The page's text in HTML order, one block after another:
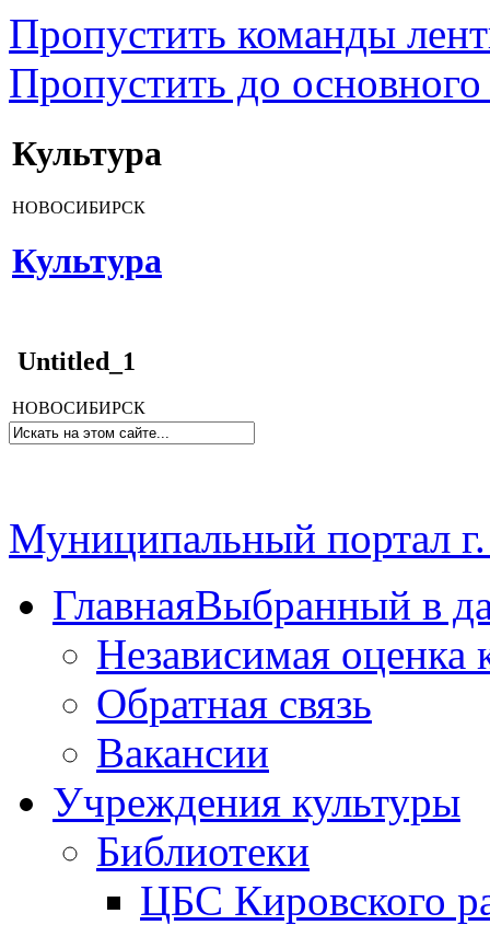
Пропустить команды
Пропустить до основного
Культура
НОВОСИБИРСК
Культура
Untitled_1
НОВОСИБИРСК
Муниципальный портал
ГлавнаяВыбранный в
Независимая оценка
Обратная связь
Вакансии
Учреждения культуры
Библиотеки
ЦБС Кировского